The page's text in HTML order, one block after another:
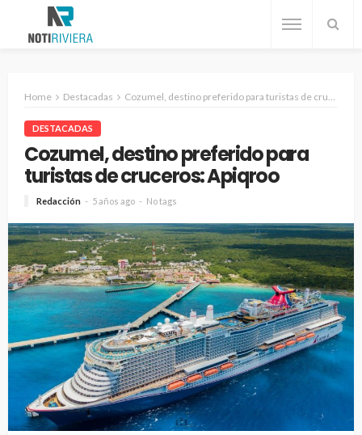
Home Destacadas Cozumel, destino preferido para turistas de cruceros: Apiqroo
DESTACADAS
Cozumel, destino preferido para
turistas de cruceros: Apiqroo
Redacción 5 años ago No tags